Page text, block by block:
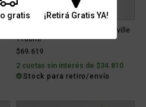
gratis ¡Retirá Gratis YA!
Vaso Outdoor Contigo Streeterville
1180ml
$69.619
2 cuotas sin interés de $34.810
Stock para retiro/envío